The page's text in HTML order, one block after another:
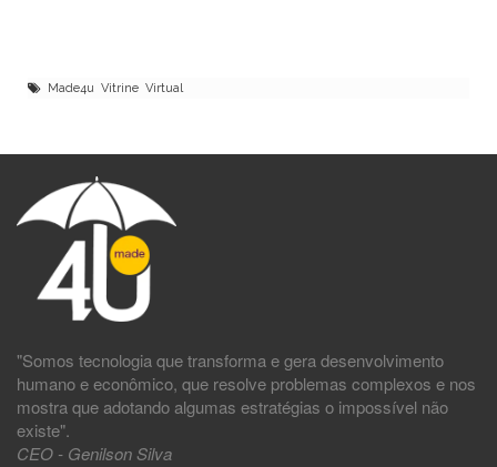
Made4u Vitrine Virtual
"Somos tecnologia que transforma e gera desenvolvimento
humano e econômico, que resolve problemas complexos e nos
mostra que adotando algumas estratégias o impossível não
existe".
CEO - Genilson Silva